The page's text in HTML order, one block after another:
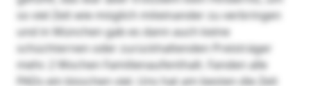
so viel Zeit wie möglich miteinander zu verbringen
und in München gab es dann auch keine
schüchternen oder zurückhaltenden Preisträger
mehr. 2 Wochen Familienaufenthalt. Fanden alle
PADs ein bisschen viel. Uns hat am besten die Zeit